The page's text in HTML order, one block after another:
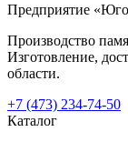
Предприятие
Производство
Изготовление,
области.
+7 (473) 234-74-50
Каталог